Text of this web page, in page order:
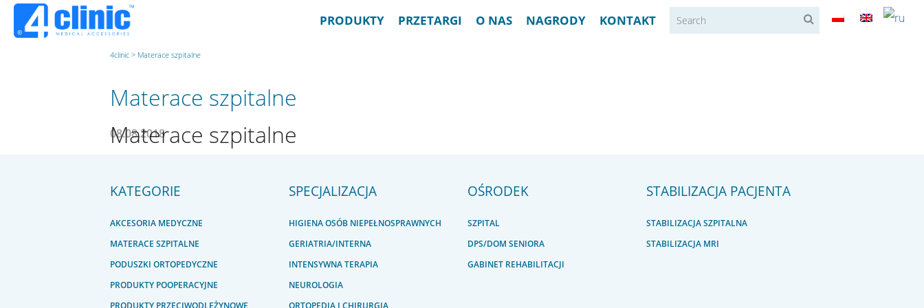
PRODUKTY PRZETARGI O NAS NAGRODY KONTAKT
4clinic > Materace szpitalne
Materace szpitalne
08.08.2018
Materace szpitalne
KATEGORIE
AKCESORIA MEDYCZNE
MATERACE SZPITALNE
PODUSZKI ORTOPEDYCZNE
PRODUKTY POOPERACYJNE
PRODUKTY PRZECIWODLEŻYNOWE
SPECJALIZACJA
HIGIENA OSÓB NIEPEŁNOSPRAWNYCH
GERIATRIA/INTERNA
INTENSYWNA TERAPIA
NEUROLOGIA
ORTOPEDIA I CHIRURGIA
OŚRODEK
SZPITAL
DPS/DOM SENIORA
GABINET REHABILITACJI
STABILIZACJA PACJENTA
STABILIZACJA SZPITALNA
STABILIZACJA MRI